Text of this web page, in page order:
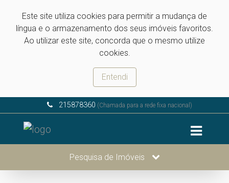
Este site utiliza cookies para permitir a mudança de
língua e o armazenamento dos seus imóveis favoritos.
Ao utilizar este site, concorda que o mesmo utilize
cookies.
Entendi
215878360 (Chamada para a rede fixa nacional)
Pesquisa de Imóveis